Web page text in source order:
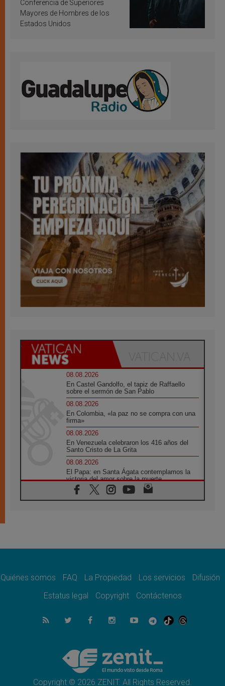
Conferencia de Superiores
Mayores de Hombres de los
Estados Unidos
08.08.2026
En Castel Gandolfo, el tapiz de Raffaello
sobre el sermón de San Pablo
08.08.2026
En Colombia, «la paz no se compra con una
firma»
08.08.2026
En Venezuela celebraron los 416 años del
Santo Cristo de La Grita
08.08.2026
El Papa: en Santa Ágata contemplamos la
victoria del amor sobre la muerte
08.08.2026
León XIV visitará el Santuario de la Madre
07.08.2026
07.08.2026
el compromiso del cristiano"
La matanza de niños en Gaza no cesa: 300
muertos en 300 días
Tagle: La guerra desfigura el mundo, solo la
revelación de Dios lo transfigura
Quiénes somos FAQ La Propiedad Los servicios
Difusión
Estatus legal
Copyright Contáctenos
Copyright © 2026 ZENIT. All Rights Reserved.